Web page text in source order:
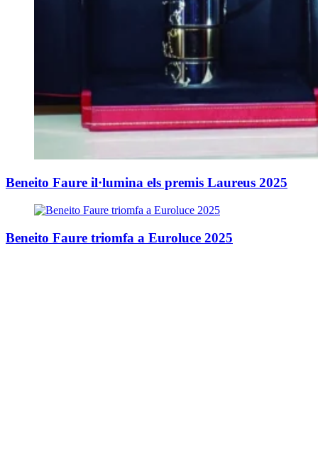
Beneito Faure il·lumina els premis Laureus 2025
Beneito Faure triomfa a Euroluce 2025